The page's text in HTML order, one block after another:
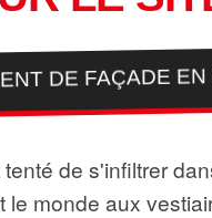
DE FAÇADE
de s'infiltrer
le monde aux